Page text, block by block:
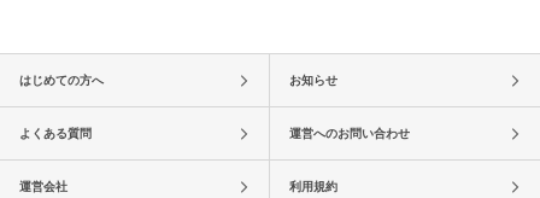
はじめての方へ お知らせ
よくある質問 運営へのお問い合わせ
運営会社 利用規約